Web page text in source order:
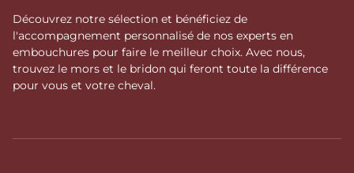
Découvrez notre sélection et bénéficiez de
l'accompagnement personnalisé de nos experts en
embouchures pour faire le meilleur choix. Avec nous,
trouvez le mors et le bridon qui feront toute la différence
pour vous et votre cheval.